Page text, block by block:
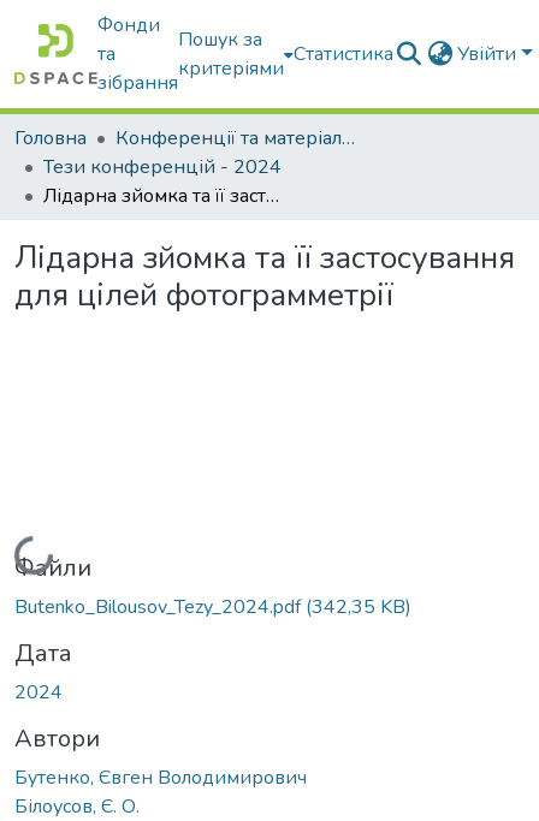
Фонди
та
зібрання
Пошук за
критеріями
Статистика Увійти
Головна
Конференції та матеріали конференцій
Тези конференцій - 2024
Лідарна зйомка та її застосування для цілей фотограмметрії
Лідарна зйомка та її застосування
для цілей фотограмметрії
Вантажиться...
Файли
Butenko_Bilousov_Tezy_2024.pdf(342,35 KB)
Дата
2024
Автори
Бутенко, Євген Володимирович
Білоусов, Є. О.